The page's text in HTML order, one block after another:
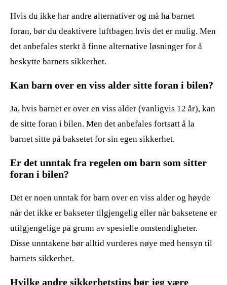
Hvis du ikke har andre alternativer og må ha barnet
foran, bør du deaktivere luftbagen hvis det er mulig. Men
det anbefales sterkt å finne alternative løsninger for å
beskytte barnets sikkerhet.
Kan barn over en viss alder sitte foran i bilen?
Ja, hvis barnet er over en viss alder (vanligvis 12 år), kan
de sitte foran i bilen. Men det anbefales fortsatt å la
barnet sitte på baksetet for sin egen sikkerhet.
Er det unntak fra regelen om barn som sitter
foran i bilen?
Det er noen unntak for barn over en viss alder og høyde
når det ikke er bakseter tilgjengelig eller når baksetene er
utilgjengelige på grunn av spesielle omstendigheter.
Disse unntakene bør alltid vurderes nøye med hensyn til
barnets sikkerhet.
Hvilke andre sikkerhetstips bør jeg være